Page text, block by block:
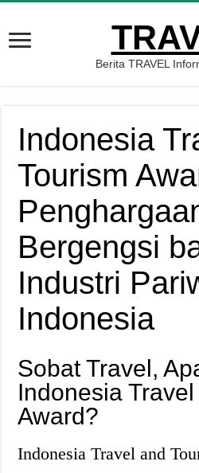
Berita TRAVEL
Indonesia
Tourism
Bergengsi
Industri
Indonesia
Sobat Travel,
Indonesia
Award?
Indonesia Travel and